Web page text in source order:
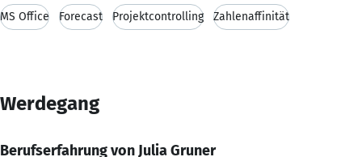
MS Office Forecast Projektcontrolling Zahlenaffinität
Werdegang
Berufserfahrung von Julia Gruner